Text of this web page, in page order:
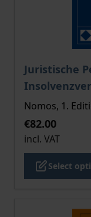
Juristische
The price
Nomos, 1.
€82.00
incl. VAT
Select